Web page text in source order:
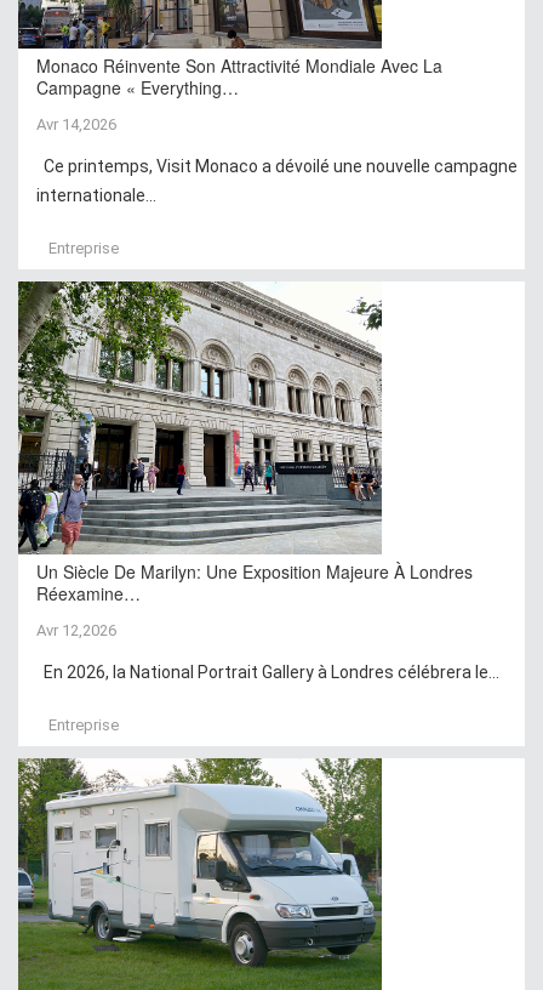
Monaco Réinvente Son Attractivité Mondiale Avec La
Campagne « Everything…
Avr 14,2026
Ce printemps, Visit Monaco a dévoilé une nouvelle campagne
internationale...
Entreprise
Un Siècle De Marilyn: Une Exposition Majeure À Londres
Réexamine…
Avr 12,2026
En 2026, la National Portrait Gallery à Londres célébrera le...
Entreprise